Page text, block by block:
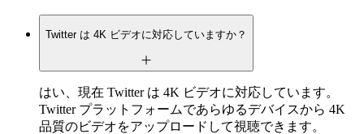
Twitter は 4K ビデオに対応していますか？
はい、現在 Twitter は 4K ビデオに対応しています。
Twitter プラットフォームであらゆるデバイスから 4K
品質のビデオをアップロードして視聴できます。